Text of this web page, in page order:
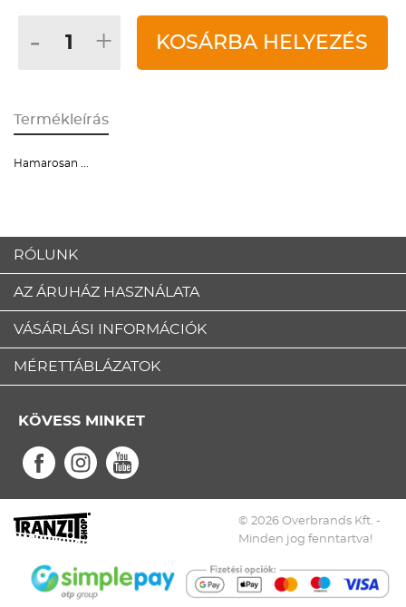
- + KOSÁRBA HELYEZÉS
Termékleírás
Hamarosan ...
RÓLUNK
AZ ÁRUHÁZ HASZNÁLATA
VÁSÁRLÁSI INFORMÁCIÓK
MÉRETTÁBLÁZATOK
KÖVESS MINKET
© 2026 Overbrands Kft. -
Minden jog fenntartva!